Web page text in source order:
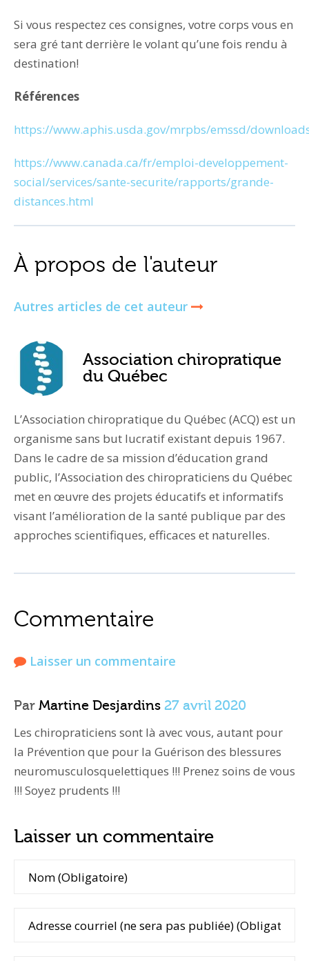
Si vous respectez ces consignes, votre corps vous en
sera gré tant derrière le volant qu’une fois rendu à
destination!
Références
https://www.aphis.usda.gov/mrpbs/emssd/
https://www.canada.ca/fr/emploi-developpement-
social/services/sante-securite/rapports/grande-
distances.html
À propos de l'auteur
Autres articles de cet auteur
Association chiropratique
du Québec
L’Association chiropratique du Québec (ACQ) est un
organisme sans but lucratif existant depuis 1967.
Dans le cadre de sa mission d’éducation grand
public, l’Association des chiropraticiens du Québec
met en œuvre des projets éducatifs et informatifs
visant l’amélioration de la santé publique par des
approches scientifiques, efficaces et naturelles.
Commentaire
Laisser un commentaire
Par Martine Desjardins 27 avril 2020
Les chiropraticiens sont là avec vous, autant pour
la Prévention que pour la Guérison des blessures
neuromusculosquelettiques !!! Prenez soins de vous
!!! Soyez prudents !!!
Laisser un commentaire